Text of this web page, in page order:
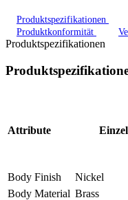
Produktspezifikationen
Produktkonformität
Produktspezifikationen
Attribute
Body Finish
Nickel
Body Material Brass